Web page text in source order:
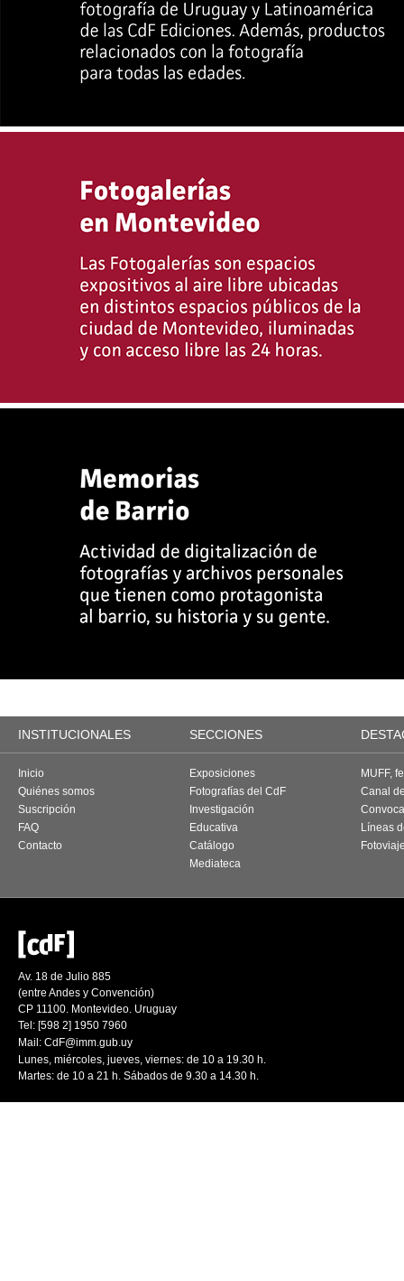
INSTITUCIONALES SECCIONES
Inicio
Quiénes somos
Suscripción
FAQ
Contacto
Exposiciones
Fotografías del CdF
Investigación
Educativa
Catálogo
Mediateca
MUFF,
Canal
Líneas
Av. 18 de Julio 885
(entre Andes y Convención)
CP 11100. Montevideo. Uruguay
Tel: [598 2] 1950 7960
Mail: CdF@imm.gub.uy
Lunes, miércoles, jueves, viernes: de 10 a 19.30 h.
Martes: de 10 a 21 h. Sábados de 9.30 a 14.30 h.